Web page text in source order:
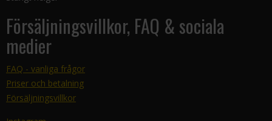
Försäljningsvillkor, FAQ & sociala
medier
FAQ - vanliga frågor
Priser och betalning
Försäljningsvillkor